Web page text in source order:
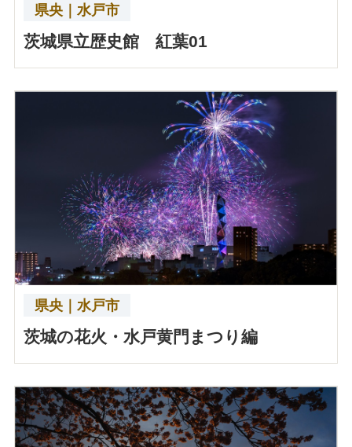
県央｜水戸市
茨城県立歴史館 紅葉01
県央｜水戸市
茨城の花火・水戸黄門まつり編